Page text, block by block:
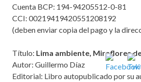
Cuenta BCP: 194-94205512-0-81
CCI: 00219419420551208192
(deben enviar copia del pago y la
Título: Lima ambiente, Miraflores
Autor: Guillermo Díaz
Editorial: Libro autopublicado por su